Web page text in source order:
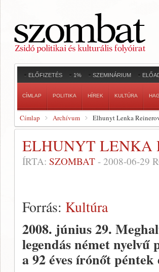
ELŐFIZETÉS 1% SZEMINÁRIUM
CÍMLAP POLITIKA HÍREK KULTÚRA
Címlap Archívum Elhunyt Lenka
ELHUNYT LENKA
ÍRTA: SZOMBAT - 2008-06-29
Forrás: Kultúra
2008. június 29.
legendás német
a 92 éves írónőt